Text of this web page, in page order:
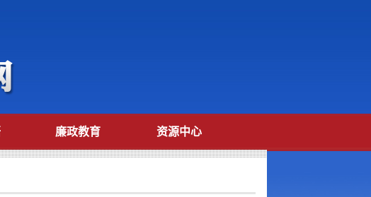
廉政教育 资源中心